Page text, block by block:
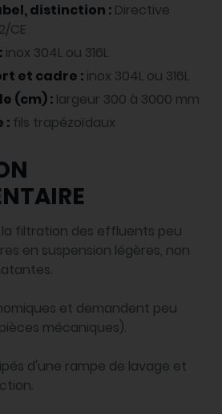
distinction : Directive
CE
inox 304L ou 316L
et cadre : inox 304L ou 316L
(cm) : largeur 300 à 3000 mm
: fils trapézoïdaux
filtration des effluents peu
en suspension légères, non
et demandent peu
mécaniques).
d'une rampe de lavage et